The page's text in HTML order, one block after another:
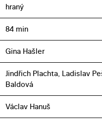
hraný
84 min
Gina Hašler
Jindřich Plachta, Ladislav
Baldová
Václav Hanuš